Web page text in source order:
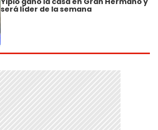
será líder de la semana